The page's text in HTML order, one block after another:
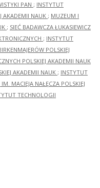
PAN ; INSTYTUT
AKADEMII NAUK ; MUZEUM I
; SIEĆ BADAWCZA ŁUKASIEWICZ
; INSTYTUT
POLSKIEJ
POLSKIEJ AKADEMII NAUK
AKADEMII NAUK ; INSTYTUT
MACIEJA NAŁĘCZA POLSKIEJ
TECHNOLOGII